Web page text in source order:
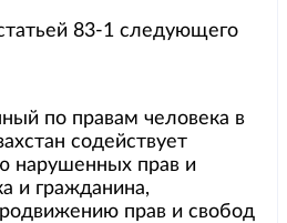
83-1 следующего
по правам человека в
содействует
нарушенных прав и
и гражданина,
прав и свобод